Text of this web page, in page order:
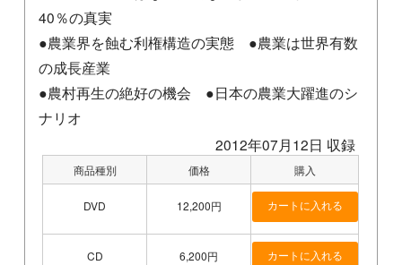
40％の真実
●農業界を蝕む利権構造の実態 ●農業は世界有数
の成長産業
●農村再生の絶好の機会 ●日本の農業大躍進のシ
ナリオ
2012年07月12日 収録
商品種別 価格 購入
DVD 12,200円
CD 6,200円